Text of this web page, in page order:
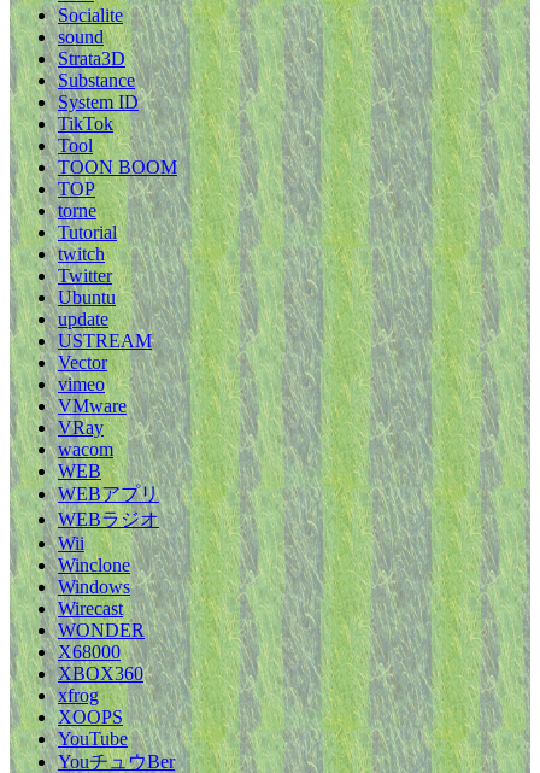
Socialite
sound
Strata3D
Substance
System ID
TikTok
Tool
TOON BOOM
TOP
torne
Tutorial
twitch
Twitter
Ubuntu
update
USTREAM
Vector
vimeo
VMware
VRay
wacom
WEB
WEBアプリ
WEBラジオ
Wii
Winclone
Windows
Wirecast
WONDER
X68000
XBOX360
xfrog
XOOPS
YouTube
YouチュウBer